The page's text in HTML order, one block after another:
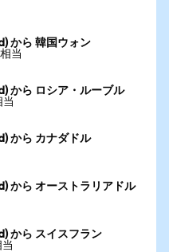
から 韓国ウォン
当
ら ロシア・ルーブル
当
から カナダドル
ら オーストラリアドル
から スイスフラン